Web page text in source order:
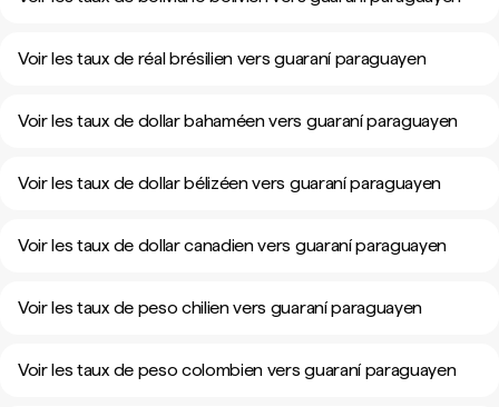
Voir les taux de réal brésilien vers guaraní paraguayen
Voir les taux de dollar bahaméen vers guaraní paraguayen
Voir les taux de dollar bélizéen vers guaraní paraguayen
Voir les taux de dollar canadien vers guaraní paraguayen
Voir les taux de peso chilien vers guaraní paraguayen
Voir les taux de peso colombien vers guaraní paraguayen